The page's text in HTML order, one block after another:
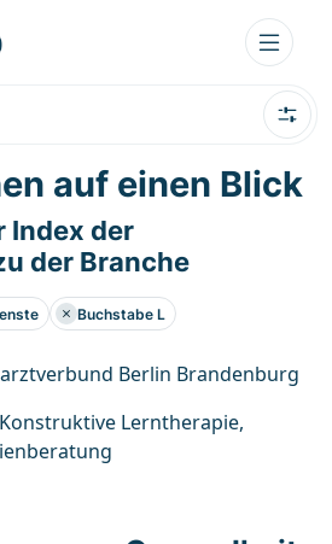
auf einen Blick
Index der
der Branche
Buchstabe L
Berlin Brandenburg
Lerntherapie,